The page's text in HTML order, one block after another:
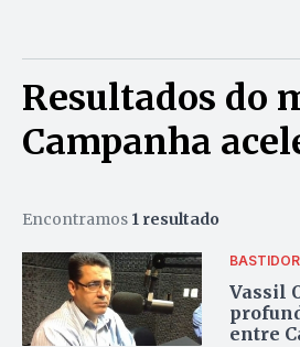
Resultados do
Campanha
Encontramos 1 resultado
Vassil
entre